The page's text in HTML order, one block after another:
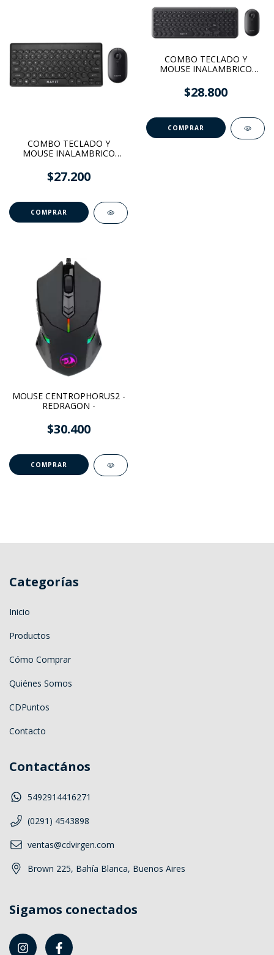
COMBO TECLADO Y
MOUSE INALAMBRICO
$27.200
COMBO TECLADO Y
MOUSE INALAMBRICO
$28.800
MOUSE CENTROPHORUS2 -
REDRAGON -
$30.400
Categorías
Inicio
Productos
Cómo Comprar
Quiénes Somos
CDPuntos
Contacto
Contactános
5492914416271
(0291) 4543898
ventas@cdvirgen.com
Brown 225, Bahía Blanca, Buenos Aires
Sigamos conectados